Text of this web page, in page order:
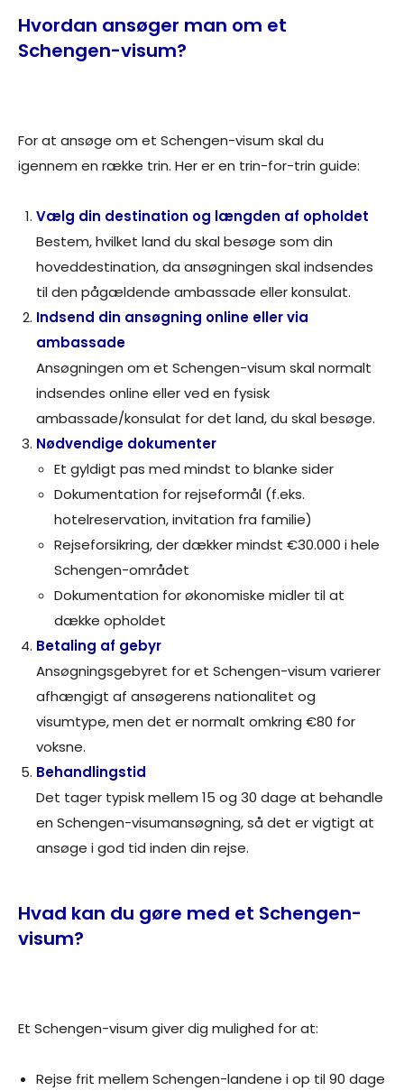
Hvordan ansøger man om et
Schengen-visum?
For at ansøge om et Schengen-visum skal du
igennem en række trin. Her er en trin-for-trin guide:
Vælg din destination og længden af opholdet
Bestem, hvilket land du skal besøge som din
hoveddestination, da ansøgningen skal indsendes
til den pågældende ambassade eller konsulat.
Indsend din ansøgning online eller via
ambassade
Ansøgningen om et Schengen-visum skal normalt
indsendes online eller ved en fysisk
ambassade/konsulat for det land, du skal besøge.
Nødvendige dokumenter
Et gyldigt pas med mindst to blanke sider
Dokumentation for rejseformål (f.eks.
hotelreservation, invitation fra familie)
Rejseforsikring, der dækker mindst €30.000 i hele
Schengen-området
Dokumentation for økonomiske midler til at
dække opholdet
Betaling af gebyr
Ansøgningsgebyret for et Schengen-visum varierer
afhængigt af ansøgerens nationalitet og
visumtype, men det er normalt omkring €80 for
voksne.
Behandlingstid
Det tager typisk mellem 15 og 30 dage at behandle
en Schengen-visumansøgning, så det er vigtigt at
ansøge i god tid inden din rejse.
Hvad kan du gøre med et Schengen-
visum?
Et Schengen-visum giver dig mulighed for at:
Rejse frit mellem Schengen-landene i op til 90 dage